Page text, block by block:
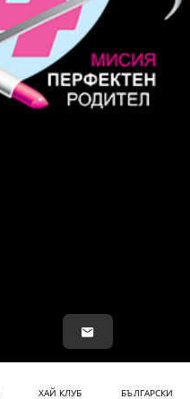
ХАЙ КЛУБ БЪЛГАРСКИ